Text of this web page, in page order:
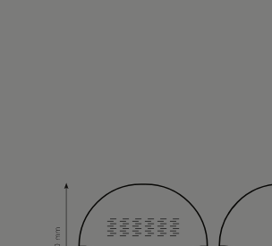
Valitse maa